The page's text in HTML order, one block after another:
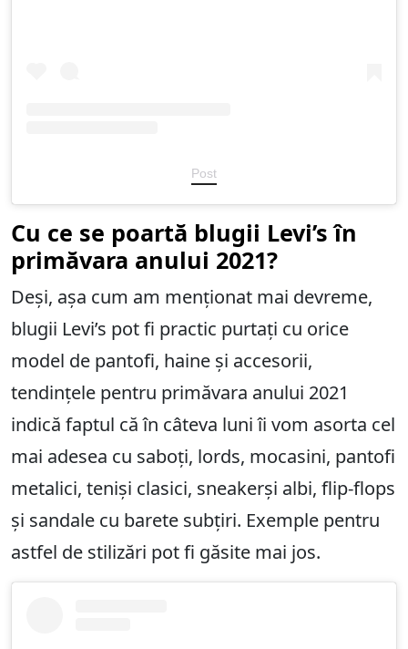
Post
Cu ce ​​se poartă blugii Levi’s în
primăvara anului 2021?
Deși, așa cum am menționat mai devreme,
blugii Levi’s pot fi practic purtați cu orice
model de pantofi, haine și accesorii,
tendințele pentru primăvara anului 2021
indică faptul că în câteva luni îi vom asorta cel
mai adesea cu saboți, lords, mocasini, pantofi
metalici, teniși clasici, sneakerși albi, flip-flops
și sandale cu barete subțiri. Exemple pentru
astfel de stilizări pot fi găsite mai jos.